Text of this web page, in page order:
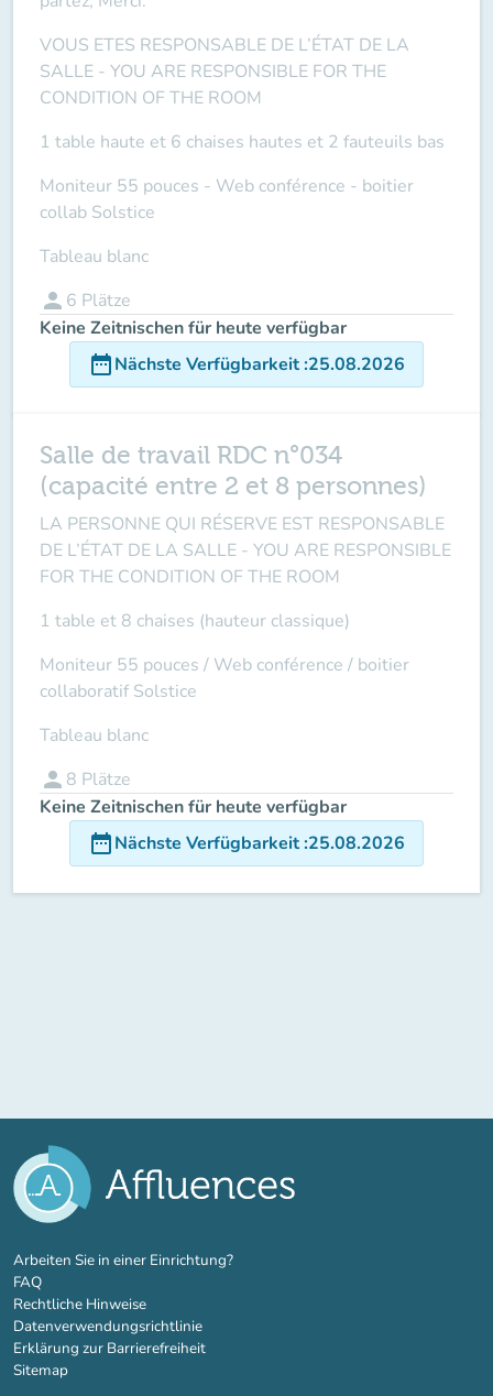
VOUS ETES RESPONSABLE DE L’ÉTAT DE LA
SALLE - YOU ARE RESPONSIBLE FOR THE
CONDITION OF THE ROOM
1 table haute et 6 chaises hautes et 2 fauteuils bas
Moniteur 55 pouces - Web conférence - boitier
collab Solstice
Tableau blanc
person 6 Plätze
Keine Zeitnischen für heute verfügbar
date_rangeNächste Verfügbarkeit:25.08.2026
Salle de travail RDC n°034
(capacité entre 2 et 8 personnes)
LA PERSONNE QUI RÉSERVE EST RESPONSABLE
DE L’ÉTAT DE LA SALLE - YOU ARE RESPONSIBLE
FOR THE CONDITION OF THE ROOM
1 table et 8 chaises (hauteur classique)
Moniteur 55 pouces / Web conférence / boitier
collaboratif Solstice
Tableau blanc
person 8 Plätze
Keine Zeitnischen für heute verfügbar
date_rangeNächste Verfügbarkeit:25.08.2026
Arbeiten Sie in einer Einrichtung?(new tab)
FAQ
Rechtliche Hinweise
Datenverwendungsrichtlinie
Erklärung zur Barrierefreiheit
Sitemap